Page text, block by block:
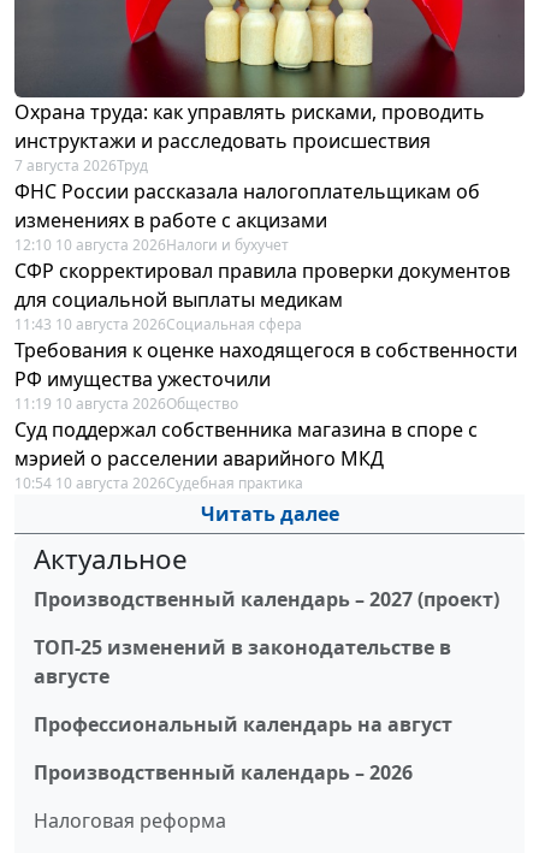
Охрана труда: как управлять рисками, проводить
инструктажи и расследовать происшествия
7 августа 2026Труд
ФНС России рассказала налогоплательщикам об
изменениях в работе с акцизами
12:10 10 августа 2026Налоги и бухучет
СФР скорректировал правила проверки документов
для социальной выплаты медикам
11:43 10 августа 2026Социальная сфера
Требования к оценке находящегося в собственности
РФ имущества ужесточили
11:19 10 августа 2026Общество
Суд поддержал собственника магазина в споре с
мэрией о расселении аварийного МКД
10:54 10 августа 2026Судебная практика
Читать далее
Актуальное
Производственный календарь – 2027 (проект)
ТОП-25 изменений в законодательстве в
августе
Профессиональный календарь на август
Производственный календарь – 2026
Налоговая реформа